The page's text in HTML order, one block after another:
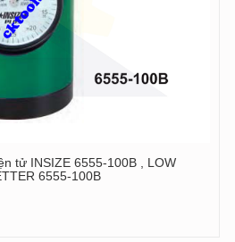
tử INSIZE 6555-100B , LOW
6555-100B